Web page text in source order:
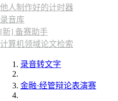
他人制作好的计时器
录音库
[新] 备赛助手
计算机领域论文检索
录音转文字
金融·经管辩论表演赛